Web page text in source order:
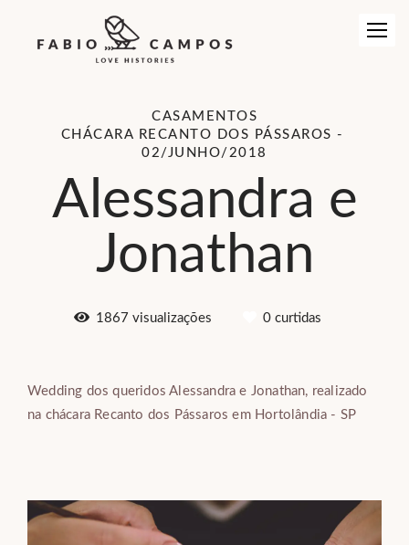
CASAMENTOS
CHÁCARA RECANTO DOS PÁSSAROS
02/JUNHO/2018
Alessandra e
Jonathan
1867 visualizações 0 curtidas
Wedding dos queridos Alessandra e Jonathan, realizado
na chácara Recanto dos Pássaros em Hortolândia - SP